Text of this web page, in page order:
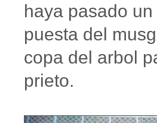
haya pasado
puesta del
copa del arbol
prieto.